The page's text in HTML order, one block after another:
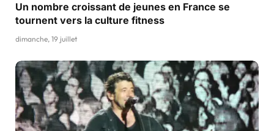
Un nombre croissant de jeunes en France se
tournent vers la culture fitness
dimanche, 19 juillet